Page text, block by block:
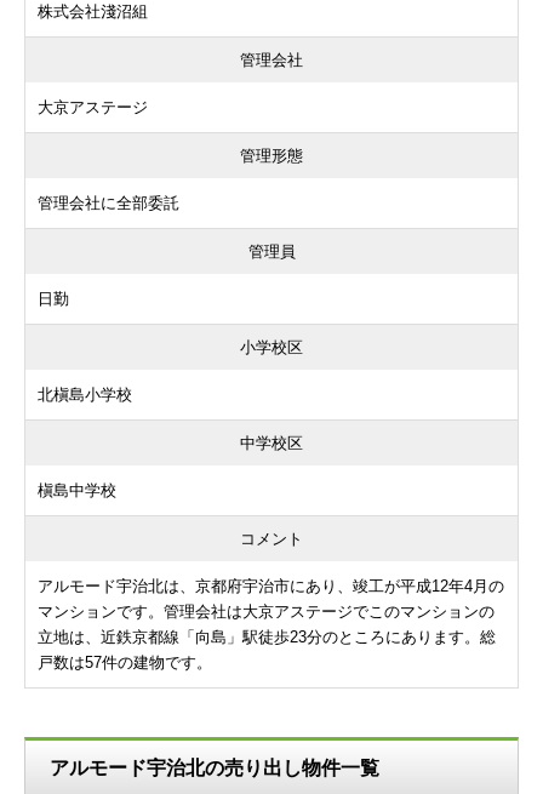
株式会社淺沼組
管理会社
大京アステージ
管理形態
管理会社に全部委託
管理員
日勤
小学校区
北槇島小学校
中学校区
槇島中学校
コメント
アルモード宇治北は、京都府宇治市にあり、竣工が平成12年4月の
マンションです。管理会社は大京アステージでこのマンションの
立地は、近鉄京都線「向島」駅徒歩23分のところにあります。総
戸数は57件の建物です。
アルモード宇治北の売り出し物件一覧